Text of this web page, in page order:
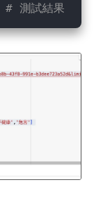
# 測試結果